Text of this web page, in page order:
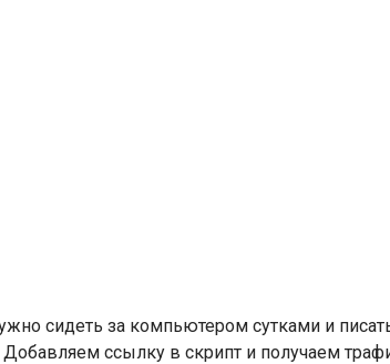
сидеть за компьютером сутками и
ссылку в скрипт и получаем